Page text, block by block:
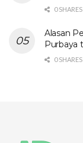
0 SHARES
Alasan
Purbaya
0 SHARES